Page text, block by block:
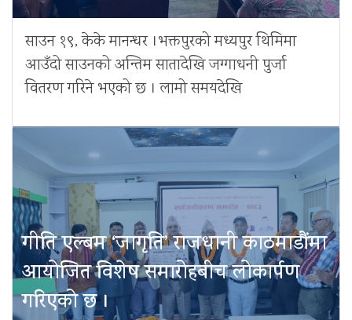
साउन १९, केके मानन्धर ।भक्तपुरको मध्यपुर थिमिमा
आउँदो साउनको अन्तिम सातादेखि जग्गाधनी पुर्जा
वितरण गरिने भएको छ । लामो समयदेखि
गीति एल्बम ‘जागृति’ राजधानी काठमाडौंमा
आयोजित विशेष समारोहबीच लोकार्पण
गरिएको छ ।